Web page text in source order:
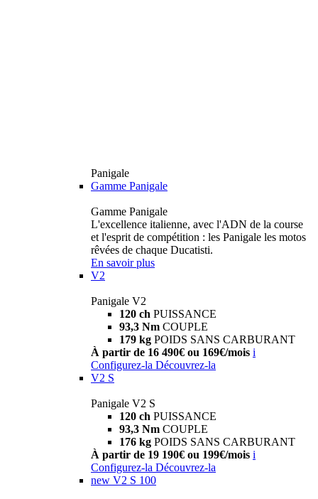
Panigale
Gamme Panigale
Gamme Panigale
L'excellence italienne, avec l'ADN de la course
et l'esprit de compétition : les Panigale les motos
rêvées de chaque Ducatisti.
En savoir plus
V2
Panigale V2
120 ch PUISSANCE
93,3 Nm COUPLE
179 kg POIDS SANS CARBURANT
À partir de 16 490€ ou 169€/mois i
Configurez-la Découvrez-la
V2 S
Panigale V2 S
120 ch PUISSANCE
93,3 Nm COUPLE
176 kg POIDS SANS CARBURANT
À partir de 19 190€ ou 199€/mois i
Configurez-la Découvrez-la
new V2 S 100